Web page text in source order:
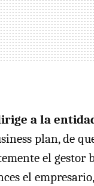
a la
plan, de
el gestor
el